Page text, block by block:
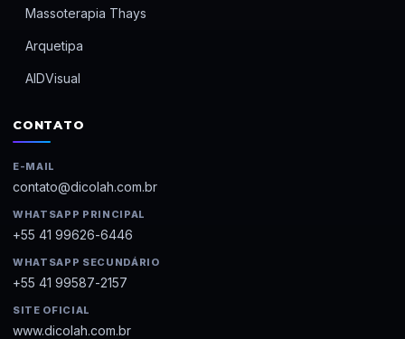
Massoterapia Thays
Arquetipa
AIDVisual
CONTATO
E-MAIL
contato@dicolah.com.br
WHATSAPP PRINCIPAL
+55 41 99626-6446
WHATSAPP SECUNDÁRIO
+55 41 99587-2157
SITE OFICIAL
www.dicolah.com.br